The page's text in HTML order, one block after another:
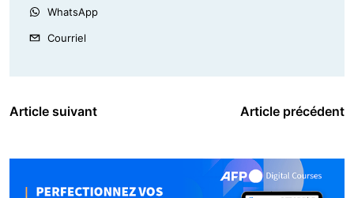
WhatsApp
Courriel
Article suivant Article précédent